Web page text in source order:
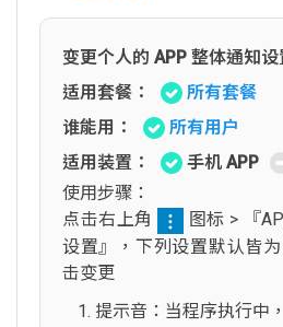
变更个人的 APP 整体通知设
适用套餐：
所有套餐
谁能用：
所有用户
适用装置：
手机 APP
使用步骤：
点击右上角
图标 > 『
设置』，下列设置默认皆
击变更
提示音：当程序执行中